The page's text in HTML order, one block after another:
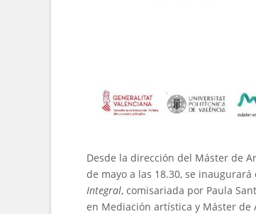
Desde la dirección del Máster de
de mayo a las 18.30, se
Integral, comisariada por Paula
en Mediación artística y Máster de